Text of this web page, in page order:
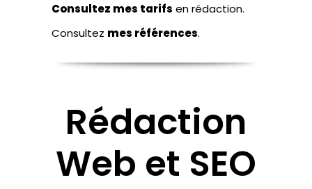
Consultez mes tarifs en rédaction.
Consultez mes références.
Rédaction
Web et SEO